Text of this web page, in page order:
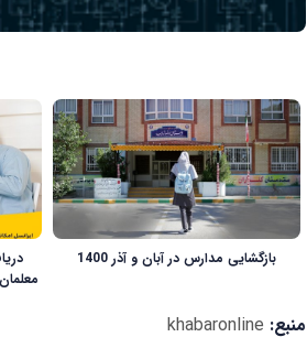
بازگشایی مدارس در آبان و آذر 1400
معلمان
منبع: khabaronline